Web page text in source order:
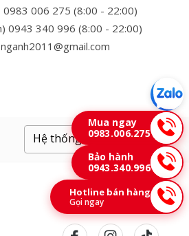
0983 006 275 (8:00 - 22:00)
0943 340 996 (8:00 - 22:00)
Hệ thống cửa hàng
Mua ngay
0983.006.275
Bảo hành
0943.340.996
Hotline bán hàng
Gọi ngay